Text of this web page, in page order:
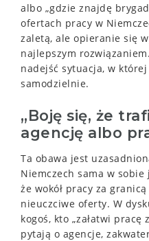
albo „gdzie znajdę
ofertach pracy w
zaletą, ale opieranie się
najlepszym
nadejść sytuacja, w
samodzielnie.
„Boję się, że
agencję albo
Ta obawa jest
Niemczech sama w
że wokół pracy za
nieuczciwe oferty. W
kogoś, kto „załatwi
pytają o agencje,